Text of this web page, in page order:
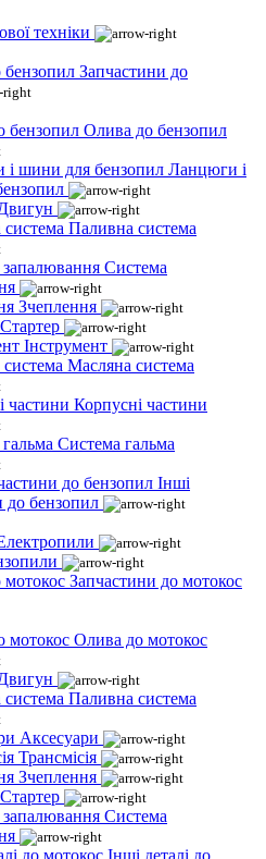
техніки
Запчастини до
Олива до бензопил
Ланцюги і
Паливна система
Система
Зчеплення
Стартер
Інструмент
Масляна система
Корпусні частини
Система гальма
Інші
до бензопил
Запчастини до мотокос
Олива до мотокос
Паливна система
Аксесуари
Трансмісія
Зчеплення
Стартер
Система
Інші деталі до